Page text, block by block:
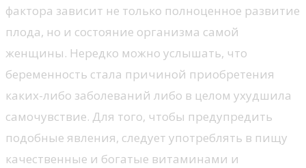
фактора зависит не только полноценное развитие
плода, но и состояние организма самой
женщины. Нередко можно услышать, что
беременность стала причиной приобретения
каких-либо заболеваний либо в целом ухудшила
самочувствие. Для того, чтобы предупредить
подобные явления, следует употреблять в пищу
качественные и богатые витаминами и